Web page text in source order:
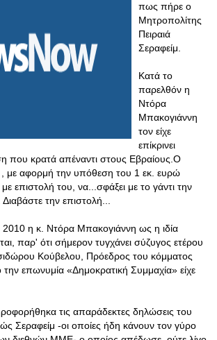
πως πήρε ο
Μητροπολίτης
Πειραιά
Σεραφείμ.
Κατά το
παρελθόν η
Ντόρα
Μπακογιάννη
τον είχε
επίκρινει
που κρατά απέναντι στους Εβραίους.Ο
, με αφορμή την υπόθεση του 1 εκ. ευρώ
επιστολή του, να...σφάξει με το γάντι την
την επιστολή...
2010 η κ. Ντόρα Μπακογιάννη ως η ιδία
παρ' ότι σήμερον τυγχάνει σύζυγος ετέρου
Κούβελου, Πρόεδρος του κόμματος
επωνυμία «Δημοκρατική Συμμαχία» είχε
τις απαράδεκτες δηλώσεις του
Σεραφείμ -οι οποίες ήδη κάνουν τον γύρο